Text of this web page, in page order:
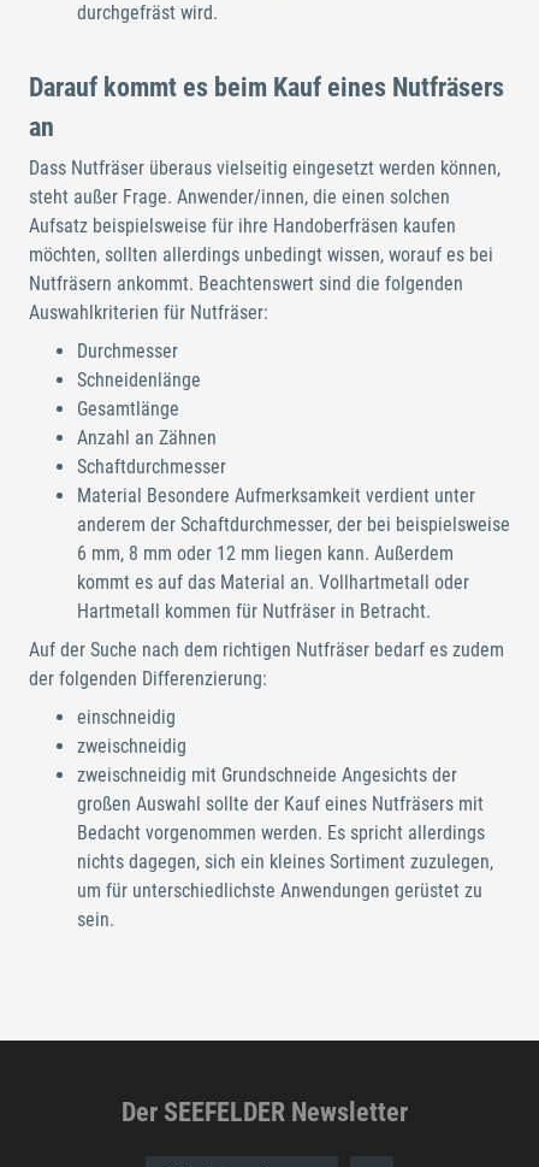
durchgefräst wird.
Darauf kommt es beim Kauf eines Nutfräsers
an
Dass Nutfräser überaus vielseitig eingesetzt werden können,
steht außer Frage. Anwender/innen, die einen solchen
Aufsatz beispielsweise für ihre Handoberfräsen kaufen
möchten, sollten allerdings unbedingt wissen, worauf es bei
Nutfräsern ankommt. Beachtenswert sind die folgenden
Auswahlkriterien für Nutfräser:
Durchmesser
Schneidenlänge
Gesamtlänge
Anzahl an Zähnen
Schaftdurchmesser
Material Besondere Aufmerksamkeit verdient unter
anderem der Schaftdurchmesser, der bei beispielsweise
6 mm, 8 mm oder 12 mm liegen kann. Außerdem
kommt es auf das Material an. Vollhartmetall oder
Hartmetall kommen für Nutfräser in Betracht.
Auf der Suche nach dem richtigen Nutfräser bedarf es zudem
der folgenden Differenzierung:
einschneidig
zweischneidig
zweischneidig mit Grundschneide Angesichts der
großen Auswahl sollte der Kauf eines Nutfräsers mit
Bedacht vorgenommen werden. Es spricht allerdings
nichts dagegen, sich ein kleines Sortiment zuzulegen,
um für unterschiedlichste Anwendungen gerüstet zu
sein.
Der SEEFELDER Newsletter